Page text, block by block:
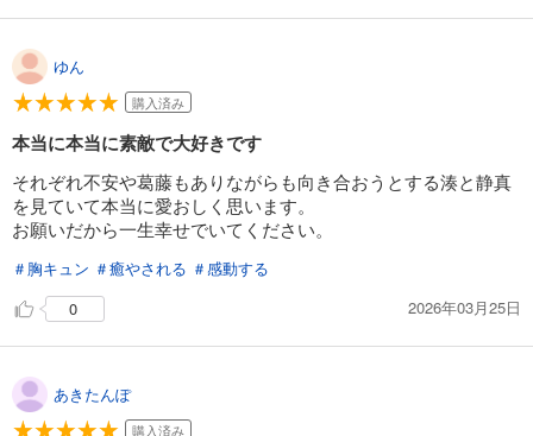
ゆん
購入済み
本当に本当に素敵で大好きです
それぞれ不安や葛藤もありながらも向き合おうとする湊と静真
を見ていて本当に愛おしく思います。
お願いだから一生幸せでいてください。
＃胸キュン ＃癒やされる ＃感動する
0
2026年03月25日
あきたんぽ
購入済み